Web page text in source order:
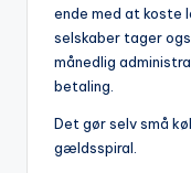
ende med at koste
selskaber tager
månedlig
betaling.
Det gør selv små
gældsspiral.